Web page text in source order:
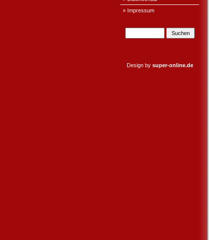
» Impressum
Design by super-online.de